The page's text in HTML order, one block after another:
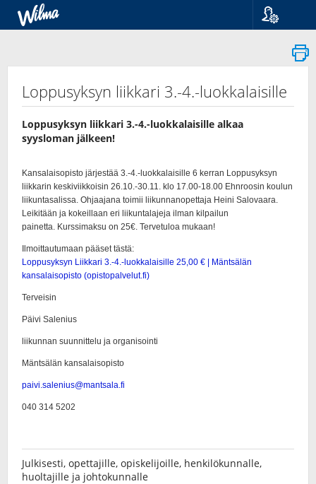
Suomi
Svenska
Loppusyksyn liikkari 3.-4.-luokkalaisille
Loppusyksyn liikkari 3.-4.-luokkalaisille alkaa
syysloman jälkeen!
Julkisesti, opettajille, opiskelijoille, henkilökunnalle,
huoltajille ja johtokunnalle